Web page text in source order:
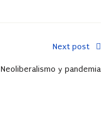
Next post
Neoliberalismo y pandemia